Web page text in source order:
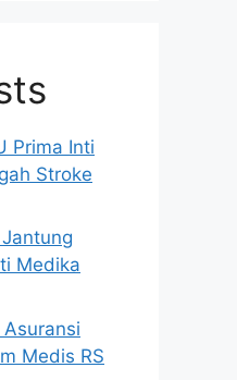
Prima Inti
Stroke
Medika
Medis RS